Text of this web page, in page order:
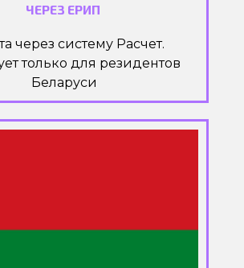
ЧЕРЕЗ ЕРИП
через систему Расчет.
только для резидентов
Беларуси